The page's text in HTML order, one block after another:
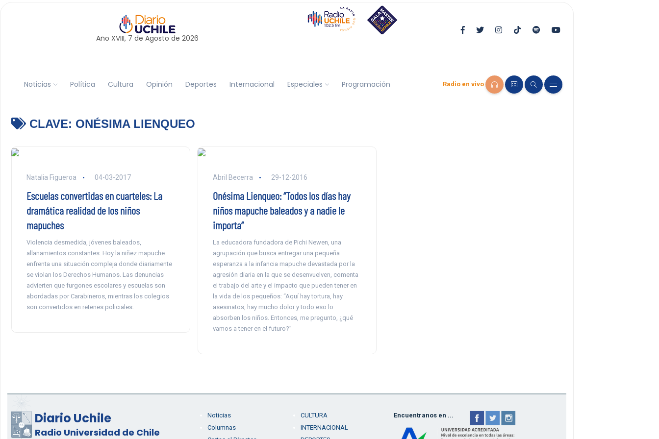
Año XVIII, 7 de Agosto de 2026
Noticias Política Cultura Opinión Deportes Internacional Especiales Programación Radio en vivo
CLAVE: ONÉSIMA LIENQUEO
Natalia Figueroa 04-03-2017
Escuelas convertidas en cuarteles: La
dramática realidad de los niños
mapuches
Violencia desmedida, jóvenes baleados,
allanamientos constantes. Hoy la niñez mapuche
enfrenta una situación compleja donde diariamente
se violan los Derechos Humanos. Las denuncias
advierten que furgones escolares y escuelas son
abordadas por Carabineros, mientras los colegios
son convertidos en retenes policiales.
Abril Becerra 29-12-2016
Onésima Lienqueo: “Todos los días hay
niños mapuche baleados y a nadie le
importa”
La educadora fundadora de Pichi Newen, una
agrupación que busca entregar una pequeña
esperanza a la infancia mapuche devastada por la
agresión diaria en la que se desenvuelven, comenta
el trabajo del arte y el impacto que pueden tener en
la vida de los pequeños: “Aquí hay tortura, hay
asesinatos, hay mucho dolor y todo eso lo
absorben los niños. Entonces, me pregunto, ¿qué
vamos a tener en el futuro?”
Diario Uchile
Radio Universidad de Chile
Noticias
Columnas
CULTURA
INTERNACIONAL
Encuentranos en ...